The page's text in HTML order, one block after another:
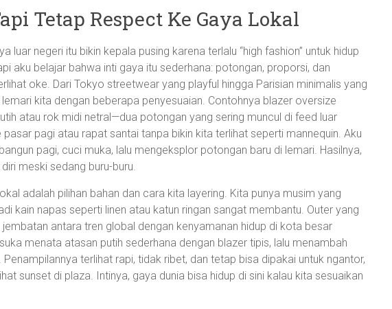
Tetap Respect Ke Gaya Lokal
luar negeri itu bikin kepala pusing karena terlalu “high fashion” untuk hidup
aku belajar bahwa inti gaya itu sederhana: potongan, proporsi, dan
oke. Dari Tokyo streetwear yang playful hingga Parisian minimalis yang
kita dengan beberapa penyesuaian. Contohnya blazer oversize
atau rok midi netral—dua potongan yang sering muncul di feed luar
pagi atau rapat santai tanpa bikin kita terlihat seperti mannequin. Aku
pagi, cuci muka, lalu mengeksplor potongan baru di lemari. Hasilnya,
meski sedang buru-buru.
adalah pilihan bahan dan cara kita layering. Kita punya musim yang
kain napas seperti linen atau katun ringan sangat membantu. Outer yang
antara tren global dengan kenyamanan hidup di kota besar
menata atasan putih sederhana dengan blazer tipis, lalu menambah
terlihat rapi, tidak ribet, dan tetap bisa dipakai untuk ngantor,
sunset di plaza. Intinya, gaya dunia bisa hidup di sini kalau kita sesuaikan